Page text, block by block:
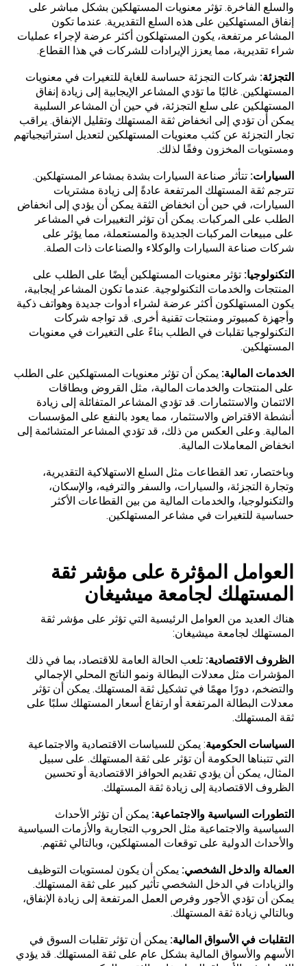
والسلع الفاخرة. تؤثر معنويات المستهلكين بشكل مباشر على
إنفاق المستهلكين على هذه السلع التقديرية. عندما تكون
المشاعر مرتفعة، يكون المستهلكون أكثر عرضة لإجراء عمليات
شراء تقديرية، مما يعزز الإيرادات للشركات في هذا القطاع.
التجزئة: شركات التجزئة حساسة للغاية للتغيرات في معنويات
المستهلكين. غالبًا ما تؤدي المشاعر الإيجابية إلى زيادة إنفاق
المستهلكين على سلع التجزئة، في حين أن المشاعر السلبية
يمكن أن تؤدي إلى انخفاض ثقة المستهلك وتقليل الإنفاق. يراقب
تجار التجزئة عن كثب معنويات المستهلكين لتعديل استراتيجياتهم
ومستويات المخزون وفقًا لذلك.
السيارات: تتأثر صناعة السيارات بشدة بمشاعر المستهلكين.
تترجم ثقة المستهلك المرتفعة عادةً إلى زيادة مشتريات
السيارات، في حين أن انخفاض الثقة يمكن أن يؤدي إلى انخفاض
الطلب على المركبات. يمكن أن تؤثر التغييرات في المشاعر
على مبيعات المركبات الجديدة والمستعملة، مما يؤثر على
شركات صناعة السيارات والوكلاء والصناعات ذات الصلة.
التكنولوجيا: تؤثر معنويات المستهلكين أيضًا على الطلب على
المنتجات والخدمات التكنولوجية. عندما تكون المشاعر إيجابية،
يكون المستهلكون أكثر عرضة لشراء أدوات جديدة وهواتف ذكية
وأجهزة كمبيوتر ومنتجات تقنية أخرى. قد تواجه شركات
التكنولوجيا تقلبات في الطلب بناءً على التغيرات في معنويات
المستهلكين.
الخدمات المالية: يمكن أن تؤثر معنويات المستهلكين على الطلب
على المنتجات والخدمات المالية، مثل القروض وبطاقات
الائتمان والاستثمارات. قد تؤدي المشاعر المتفائلة إلى زيادة
أنشطة الاقتراض والاستثمار، مما يعود بالنفع على المؤسسات
المالية. وعلى العكس من ذلك، قد تؤدي المشاعر المتشائمة إلى
انخفاض المعاملات المالية.
وباختصار، تعد القطاعات مثل السلع الاستهلاكية التقديرية،
وتجارة التجزئة، والسيارات، والسفر والترفيه، والإسكان،
والتكنولوجيا، والخدمات المالية من بين القطاعات الأكثر
حساسية للتغيرات في مشاعر المستهلكين.
العوامل المؤثرة على مؤشر ثقة
المستهلك لجامعة ميشيغان
هناك العديد من العوامل الرئيسية التي تؤثر على مؤشر ثقة
المستهلك لجامعة ميشيغان:
الظروف الاقتصادية: تلعب الحالة العامة للاقتصاد، بما في ذلك
المؤشرات مثل معدلات البطالة ونمو الناتج المحلي الإجمالي
والتضخم، دورًا مهمًا في تشكيل ثقة المستهلك. يمكن أن تؤثر
معدلات البطالة المرتفعة أو ارتفاع أسعار المستهلك سلبًا على
ثقة المستهلك.
السياسات الحكومية: يمكن للسياسات الاقتصادية والاجتماعية
التي تتبناها الحكومة أن تؤثر على ثقة المستهلك. على سبيل
المثال، يمكن أن يؤدي تقديم الحوافز الاقتصادية أو تحسين
الظروف الاقتصادية إلى زيادة ثقة المستهلك.
التطورات السياسية والاجتماعية: يمكن أن تؤثر الأحداث
السياسية والاجتماعية مثل الحروب التجارية والأزمات السياسية
والأحداث الدولية على توقعات المستهلكين، وبالتالي ثقتهم.
العمالة والدخل الشخصي: يمكن أن يكون لمستويات التوظيف
والزيادات في الدخل الشخصي تأثير كبير على ثقة المستهلك.
يمكن أن تؤدي الأجور وفرص العمل المرتفعة إلى زيادة الإنفاق،
وبالتالي زيادة ثقة المستهلك.
التقلبات في الأسواق المالية: يمكن أن تؤثر تقلبات السوق في
الأسهم والأسواق المالية بشكل عام على ثقة المستهلك. قد يؤدي